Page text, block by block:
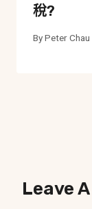
稅?
ByPeter Chau
Leave